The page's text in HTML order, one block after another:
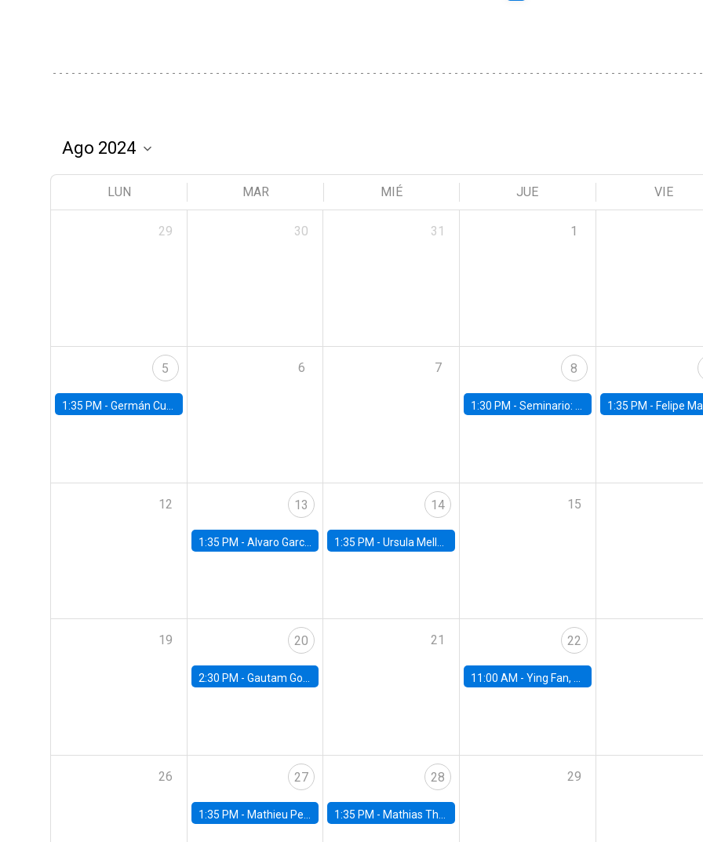
LUN MAR MIÉ JUE VIE
29 30 31 1
5
1:35 PM - Germán Cubas, University of Houston
6 7 8
1:30 PM -Seminario: “Recuperando la humanidad para progresar en la era de la IA» 1:35 PM - Felipe Martínez, alumno Doctorado en
12 13
1:35 PM - Alvaro Garcia-Marin, Universidad de Los Andes
14
1:35 PM -Ursula Mello, Insper - Institute of Education and Research
15
19 20
2:30 PM - Gautam Gowrisankaran, Columbia University
21 22
11:00 AM -Ying Fan, University of Michigan
26 27
1:35 PM - Mathieu Pedemonte, IDB
28
1:35 PM - Mathias Thoenig, University of Lausanne
29